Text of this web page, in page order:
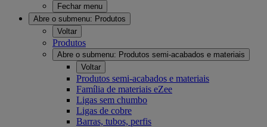
Fechar menu
Abre o submenu: Produtos
Voltar
Produtos
Abre o submenu: Produtos semi-acabados e materiais
Voltar
Produtos semi-acabados e materiais
Família de materiais eZee
Ligas sem chumbo
Ligas de cobre
Barras, tubos, perfis